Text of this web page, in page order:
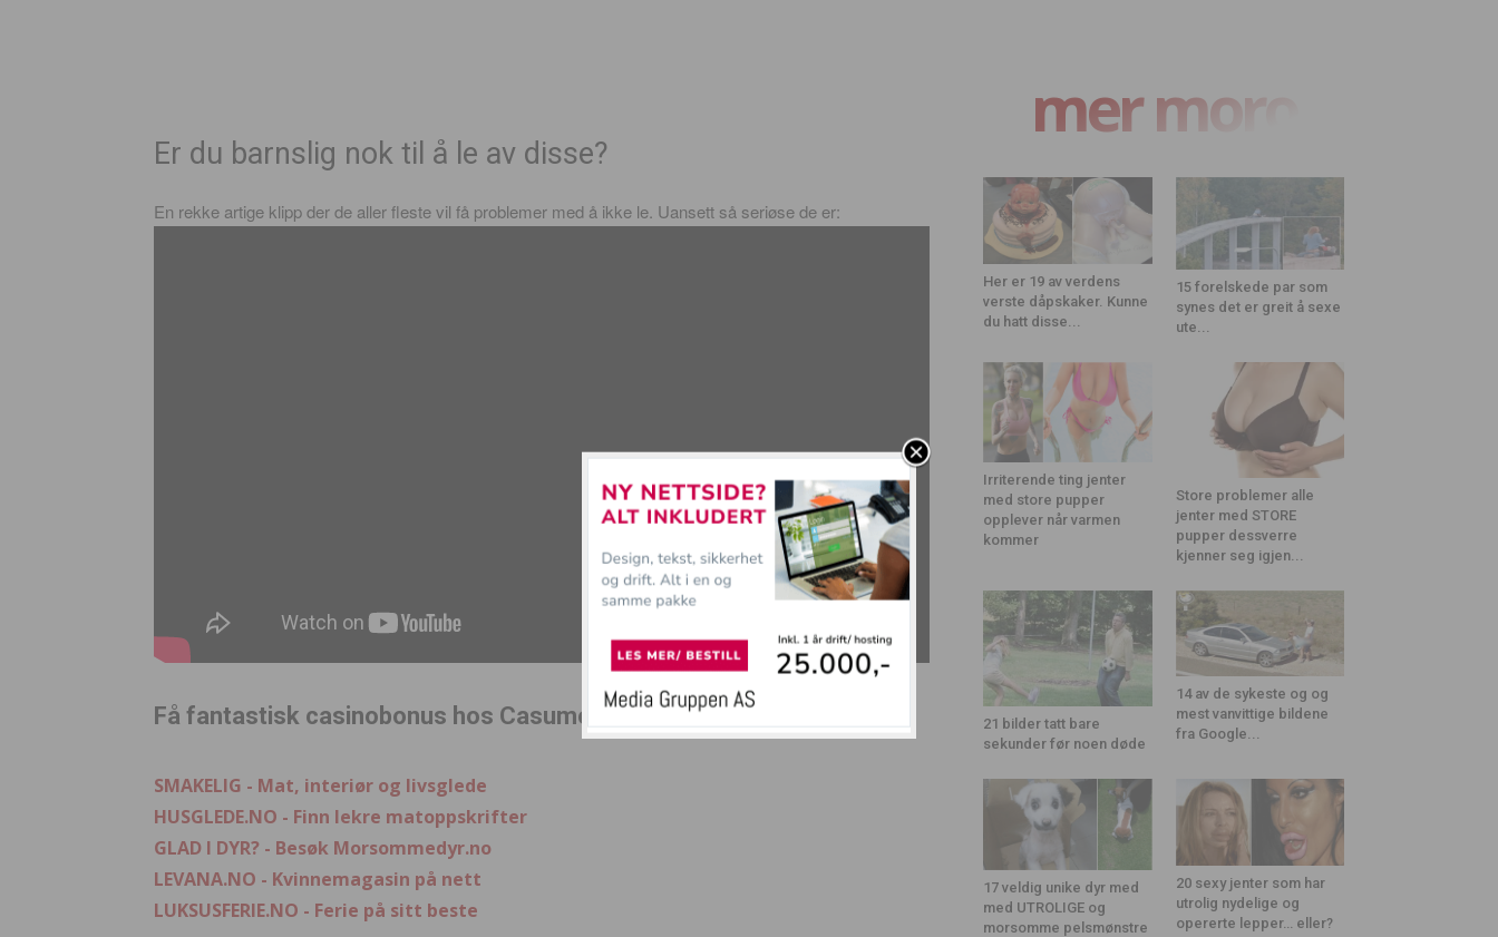
Er du barnslig nok til å le av disse?
En rekke artige klipp der de aller fleste vil få problemer med å ikke le. Uansett så seriøse de er:
Få fantastisk casinobonus hos Casumo her!
SMAKELIG - Mat, interiør og livsglede
HUSGLEDE.NO - Finn lekre matoppskrifter
GLAD I DYR? - Besøk Morsommedyr.no
LEVANA.NO - Kvinnemagasin på nett
LUKSUSFERIE.NO - Ferie på sitt beste
mer moro
Her er 19 av verdens
verste dåpskaker. Kunne
du hatt disse...
15 forelskede par som
synes det er greit å sexe
ute...
Irriterende ting jenter
med store pupper
opplever når varmen
kommer
Store problemer alle
jenter med STORE
pupper dessverre
kjenner seg igjen...
21 bilder tatt bare
sekunder før noen døde
14 av de sykeste og og
mest vanvittige bildene
fra Google...
17 veldig unike dyr med
med UTROLIGE og
morsomme pelsmønstre
20 sexy jenter som har
utrolig nydelige og
opererte lepper… eller?